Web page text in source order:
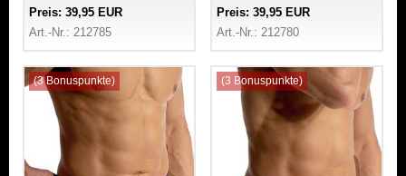
Preis: 39,95 EUR
Art.-Nr.: 212785
Preis: 39,95 EUR
Art.-Nr.: 212780
(3 Bonuspunkte) (3 Bonuspunkte)